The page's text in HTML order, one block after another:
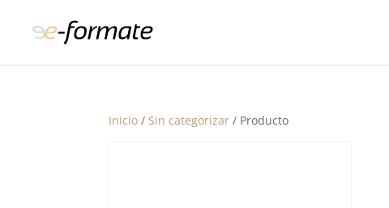
Inicio / Sin categorizar / Producto